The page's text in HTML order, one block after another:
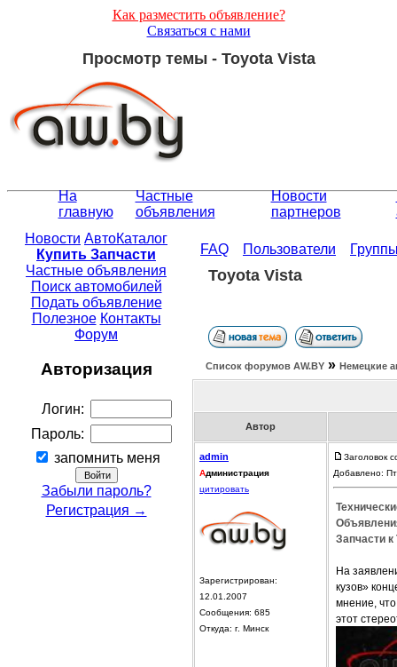
Как разместить объявление?
Связаться с нами
Просмотр темы - Toyota Vista
На
главную
Частные
объявления
Новости
партнеров
Новости АвтоКаталог
Купить Запчасти
Частные объявления
Поиск автомобилей
Подать объявление
Полезное Контакты
Форум
Авторизация
Логин:
Пароль:
запомнить меня
Забыли пароль?
Регистрация →
FAQ Пользователи
Toyota Vista
Список форумов АW.BY » Немецкие
Автор
admin
Администрация
цитировать
Зарегистрирован:
12.01.2007
Сообщения: 685
Откуда: г. Минск
Заголовок
Добавлено:
Запчасти к
На
кузов»
мнение,
этот